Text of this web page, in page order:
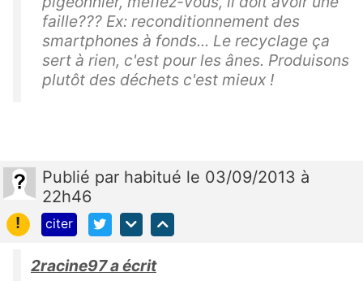
faille??? Ex: reconditionnement des
smartphones à fonds... Le recyclage ça
sert à rien, c'est pour les ânes. Produisons
plutôt des déchets c'est mieux !
Publié par habitué le 03/09/2013 à
22h46
!
citer
2racine97 a écrit